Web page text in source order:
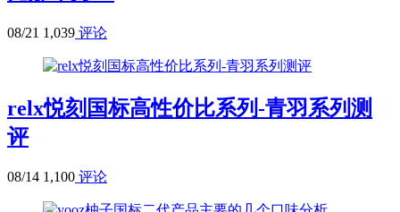
08/21 1,039 评论
relx悦刻国标高性价比系列-青羽系列测
评
08/14 1,100 评论